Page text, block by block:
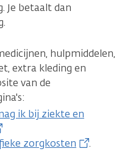
Je betaalt dan
hulpmiddelen,
extra kleding en
van de
ik bij ziekte en
zorgkosten
.